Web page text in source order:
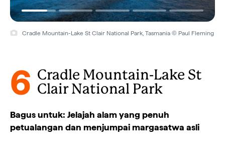
Cradle Mountain-Lake St Clair National Park, Tasmania © Paul Fleming
6 Cradle Mountain-Lake St
Clair National Park
Bagus untuk: Jelajah alam yang penuh
petualangan dan menjumpai margasatwa asli